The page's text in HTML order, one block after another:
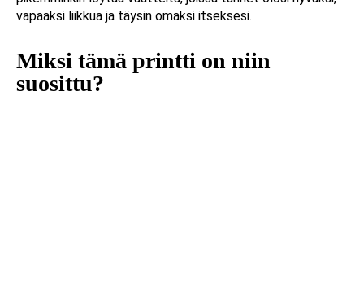
vapaaksi liikkua ja täysin omaksi itseksesi.
Miksi tämä printti on niin
suosittu?